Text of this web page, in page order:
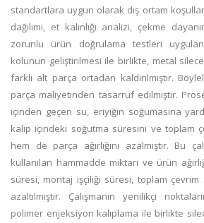
standartlara uygun olarak dış ortam
dağılımı, et kalınlığı analizi, çekme
zorunlu ürün doğrulama testleri
kolunun geliştirilmesi ile birlikte, metal
farklı alt parça ortadan kaldırılmıştır.
parça maliyetinden tasarruf edilmiştir.
içinden geçen su, eriyiğin soğumasına
kalıp içindeki soğutma süresini ve toplam
hem de parça ağırlığını azalmıştır. Bu
kullanılan hammadde miktarı ve ürün
süresi, montaj işçiliği süresi, toplam
azaltılmıştır. Çalışmanın yenilikçi
polimer enjeksiyon kalıplama ile birlikte